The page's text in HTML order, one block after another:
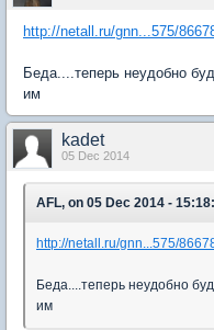
http://netall.ru/gnn...575/
Беда....теперь неудобно
им
kadet
05 Dec 2014
AFL, on 05 Dec 2014 - 15:18:
http://netall.ru/gnn...575/
Беда....теперь неудобно
им